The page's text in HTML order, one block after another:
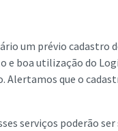
um prévio cadastro
boa utilização do
que o
serviços poderão